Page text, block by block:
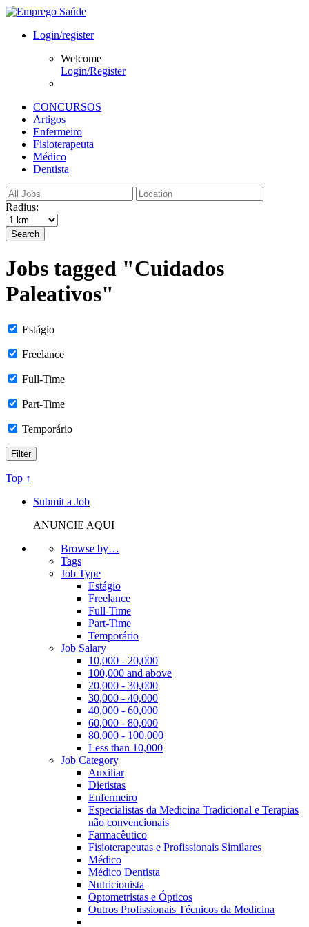
Login/register
Welcome
Login/Register
CONCURSOS
Artigos
Enfermeiro
Fisioterapeuta
Médico
Dentista
Radius:
Search
Jobs tagged "Cuidados
Paleativos"
Estágio
Freelance
Full-Time
Part-Time
Temporário
Top ↑
Submit a Job
ANUNCIE AQUI
Browse by…
Tags
Job Type
Estágio
Freelance
Full-Time
Part-Time
Temporário
Job Salary
10,000 - 20,000
100,000 and above
20,000 - 30,000
30,000 - 40,000
40,000 - 60,000
60,000 - 80,000
80,000 - 100,000
Less than 10,000
Job Category
Auxiliar
Dietistas
Enfermeiro
Especialistas da Medicina Tradicional e Terapias
não convencionais
Farmacêutico
Fisioterapeutas e Profissionais Similares
Médico
Médico Dentista
Nutricionista
Optometristas e Ópticos
Outros Profissionais Técnicos da Medicina